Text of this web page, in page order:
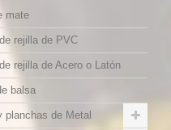
mate
rejilla de PVC
rejilla de Acero o Latón
balsa
planchas de Metal